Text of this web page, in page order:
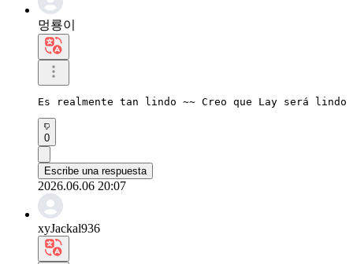
멍룡이
Es realmente tan lindo ~~ Creo que Lay será lindo
0
Escribe una respuesta
2026.06.06 20:07
xyJackal936